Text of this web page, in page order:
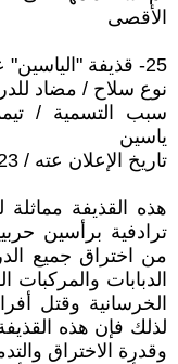
الأقصى
25- قذيفة "الياسين" عيار 105 ملم
نوع سلاح / مضاد
سبب التسمية /
ياسين
تاريخ الإعلان عته / 2023 ضمن حرب طوفان الأقصى
ترادفية برأسين
من اختراق جميع
الدبابات والمركبات
الخرسانية وقتل
لذلك فإن هذه
وقدرة الاختراق